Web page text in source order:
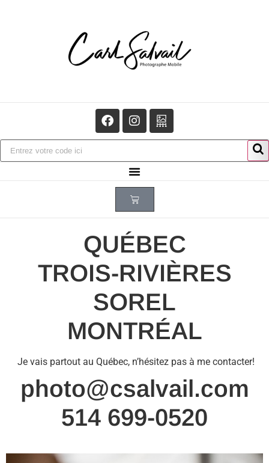
QUÉBEC
TROIS-RIVIÈRES
SOREL
MONTRÉAL
Je vais partout au Québec, n’hésitez pas à me contacter!
photo@csalvail.com
514 699-0520